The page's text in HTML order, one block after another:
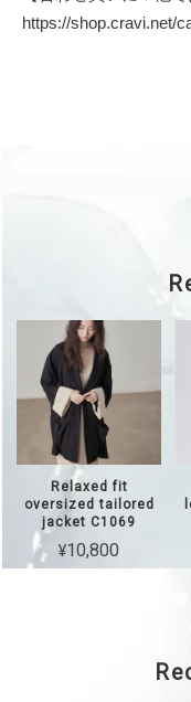
https://shop.cravi.net/
Relaxed fit
oversized tailored
jacket C1069
¥10,800